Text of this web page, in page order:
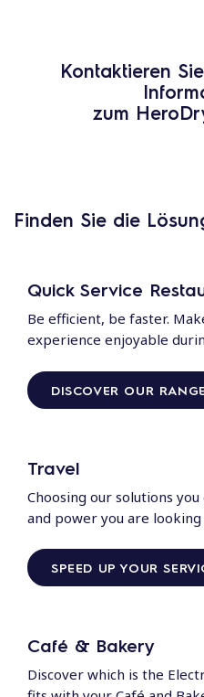
Kontaktieren
zum
Finden Sie die
Quick Service
Be efficient, be faster.
experience enjoyable
DISCOVER OUR RANGE
Travel
Choosing our solutions
and power you are looking
SPEED UP YOUR
Café & Bakery
Discover which is the